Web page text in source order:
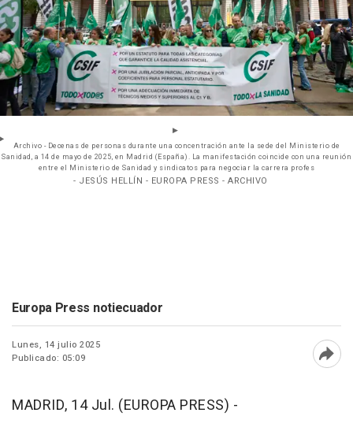
Archivo - Decenas de personas durante una concentración ante la sede del Ministerio de
Sanidad, a 14 de mayo de 2025, en Madrid (España). La manifestación coincide con una reunión
entre el Ministerio de Sanidad y sindicatos para negociar la carrera profes
- JESÚS HELLÍN - EUROPA PRESS - ARCHIVO
Europa Press notiecuador
Lunes, 14 julio 2025
Publicado: 05:09
MADRID, 14 Jul. (EUROPA PRESS) -